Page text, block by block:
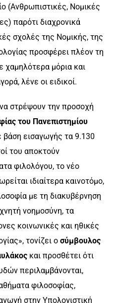
(Ανθρωπιστικές, Νομικές
παρότι διαχρονικά
σχολές της Νομικής, της
προσφέρει πλέον τη
χαμηλότερα μόρια και
λένε οι ειδικοί.
στρέψουν την προσοχή
του Πανεπιστημίου
βάση εισαγωγής τα 9.130
του αποκτούν
φιλολόγου, το νέο
ιδιαίτερα καινοτόμο,
με τη διακυβέρνηση
νοημοσύνη, τα
κοινωνικές και ηθικές
τονίζει ο σύμβουλος
και προσθέτει ότι
περιλαμβάνονται,
φιλοσοφίας,
στην Υπολογιστική